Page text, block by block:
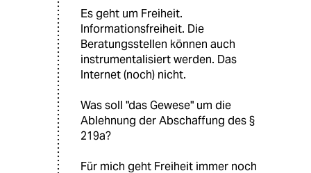
Es geht um Freiheit.
Informationsfreiheit. Die
Beratungsstellen können auch
instrumentalisiert werden. Das
Internet (noch) nicht.
Was soll "das Gewese" um die
Ablehnung der Abschaffung des §
219a?
Für mich geht Freiheit immer noch